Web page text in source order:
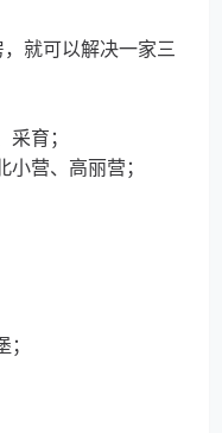
就可以解决一家三
育；
营、高丽营；